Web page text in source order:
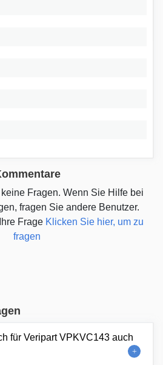
Fragen. Wenn Sie Hilfe bei
fragen Sie andere Benutzer.
Frage Klicken Sie hier, um zu
fragen
für Veripart VPKVC143 auch